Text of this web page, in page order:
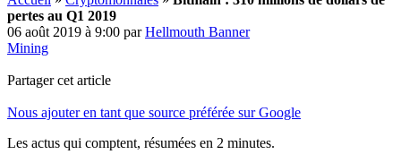
pertes au Q1 2019
06 août 2019 à 9:00 parHellmouth Banner
Mining
Partager cet article
Nous ajouter en tant que source préférée sur Google
Les actus qui comptent, résumées en 2 minutes.